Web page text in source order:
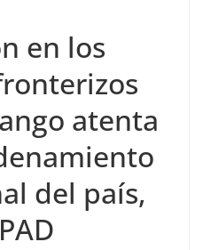
en los
atenta
del país,